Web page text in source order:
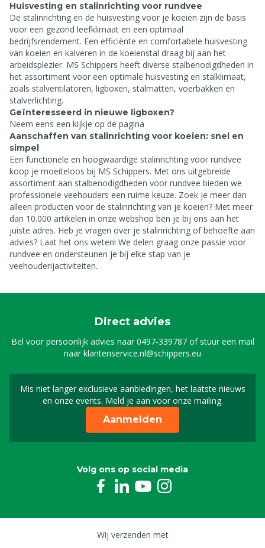
Huisvesting en stalinrichting voor rundvee
De stalinrichting en de huisvesting voor je koeien zijn de basis
voor een gezond leefklimaat en een optimaal
bedrijfsrendement. Een efficiënte en comfortabele huisvesting
van koeien en kalveren in de koeienstal draag bij aan het
arbeidsplezier. MS Schippers heeft diverse stalbenodigdheden in
het assortiment voor een optimale huisvesting en stalklimaat,
zoals stalventilatoren, ligboxen, stalmatten, voerbakken en
stalverlichting.
Geïnteresseerd in nieuwe ligboxen?
Neem eens een kijkje op de pagina
Aanschaffen van stalinrichting voor koeien: snel en
simpel
Een functionele en hoogwaardige stalinrichting voor rundvee
koop je moeiteloos bij MS Schippers. Met ons uitgebreide
assortiment aan stalbenodigdheden voor rundvee bieden we
professionele veehouders een ruime keuze. Zoek je meer dan
alleen producten voor de stalinrichting van je koeien? Met meer
dan 10.000 artikelen in onze webshop ben je bij ons aan het
juiste adres. Heb je vragen over je stalinrichting of behoefte aan
advies? Laat het ons weten! We delen graag onze passie voor
rundvee en ondersteunen je bij elke stap van je
veehouderijactiviteiten.
Direct advies
Bel voor persoonlijk advies naar0497-339787of stuur een mail
naarklantenservice.nl@schippers.eu
Mis niet langer exclusieve aanbiedingen, het laatste nieuws
en onze events. Meld je aan voor onze mailing.
Schrijf je in voor onze
Aanmelden
Volg ons op social media
Wij verzenden met